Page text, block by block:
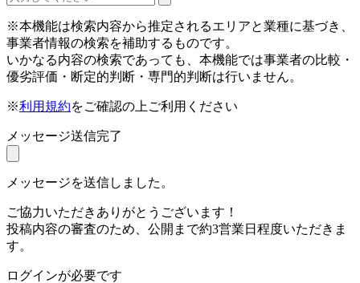
※本機能は検索内容から推定されるエリアと業種に基づき、
事業者情報の検索を補助するものです。
いかなる内容の検索であっても、本機能では事業者の比較・
優劣評価・断定的判断・専門的判断は行いません。
※利用規約をご確認の上ご利用ください
メッセージ送信完了
メッセージを送信しました。
ご協力いただきありがとうございます！
投稿内容の審査のため、公開まで約3営業日程度いただきま
す。
ログインが必要です